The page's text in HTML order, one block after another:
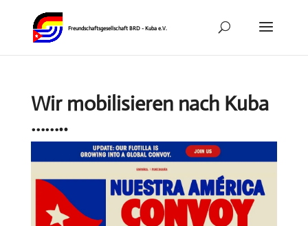
Wir mobilisieren nach Kuba
……..